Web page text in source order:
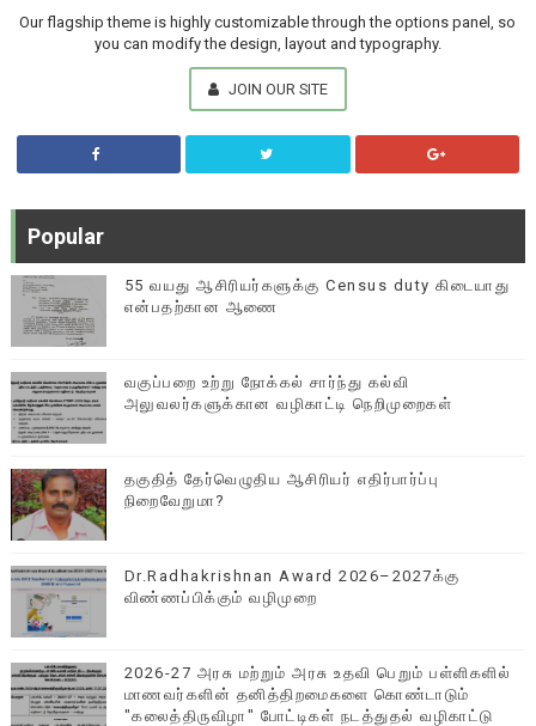
Our flagship theme is highly customizable through the options panel, so
you can modify the design, layout and typography.
JOIN OUR SITE
Popular
55 வயது ஆசிரியர்களுக்கு Census duty கிடையாது
என்பதற்கான ஆணை
வகுப்பறை உற்று நோக்கல் சார்ந்து கல்வி
அலுவலர்களுக்கான வழிகாட்டி நெறிமுறைகள்
தகுதித் தேர்வெழுதிய ஆசிரியர் எதிர்பார்ப்பு
நிறைவேறுமா?
Dr.Radhakrishnan Award 2026–2027க்கு
விண்ணப்பிக்கும் வழிமுறை
2026-27 அரசு மற்றும் அரசு உதவி பெறும் பள்ளிகளில்
மாணவர்களின் தனித்திறமைகளை கொண்டாடும்
"கலைத்திருவிழா" போட்டிகள் நடத்துதல் வழிகாட்டு